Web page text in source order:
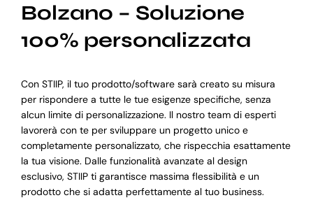
Bolzano – Soluzione
100% personalizzata
Con STIIP, il tuo prodotto/software sarà creato su misura
per rispondere a tutte le tue esigenze specifiche, senza
alcun limite di personalizzazione. Il nostro team di esperti
lavorerà con te per sviluppare un progetto unico e
completamente personalizzato, che rispecchia esattamente
la tua visione. Dalle funzionalità avanzate al design
esclusivo, STIIP ti garantisce massima flessibilità e un
prodotto che si adatta perfettamente al tuo business.